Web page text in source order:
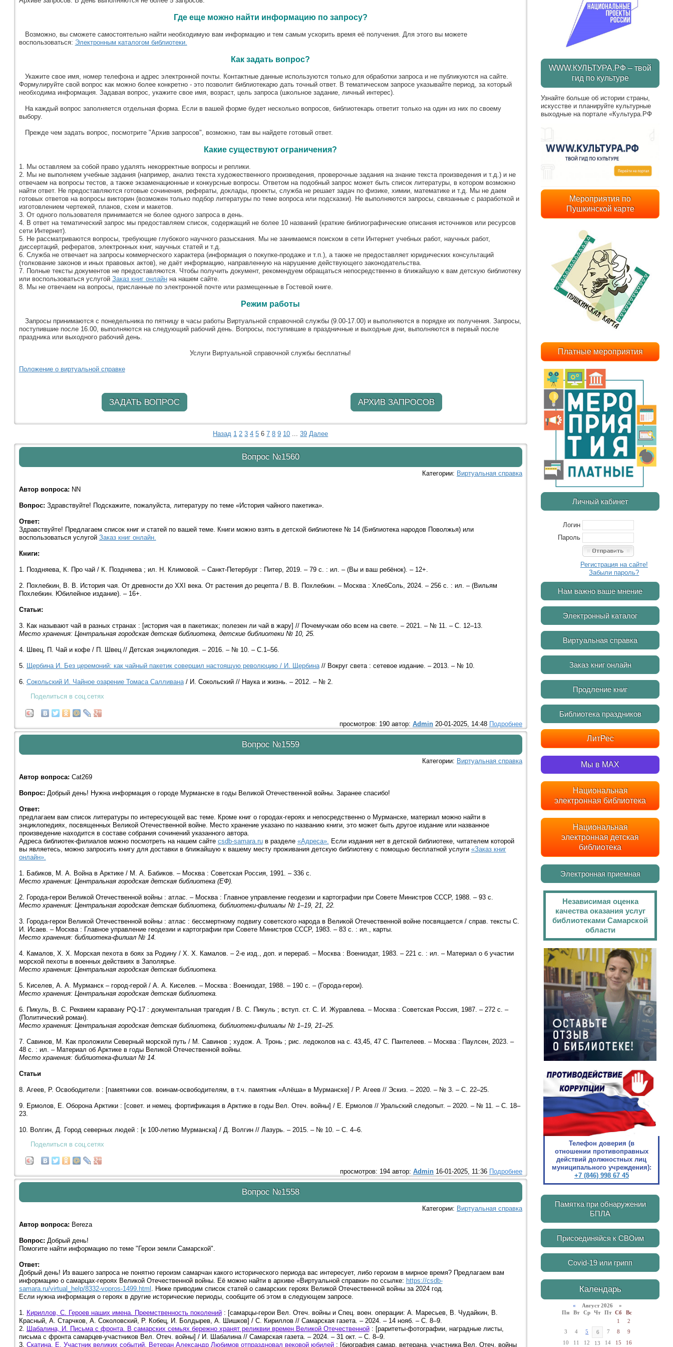
Где еще можно найти информацию по запросу?
Возможно, вы сможете самостоятельно найти необходимую вам информацию и тем самым ускорить время её получения. Для этого вы можете
воспользоваться: Электронным каталогом библиотеки.
Как задать вопрос?
Укажите свое имя, номер телефона и адрес электронной почты. Контактные данные используются только для обработки запроса и не публикуются на сайте.
Формулируйте свой вопрос как можно более конкретно - это позволит библиотекарю дать точный ответ. В тематическом запросе указывайте период, за который
необходима информация. Задавая вопрос, укажите свое имя, возраст, цель запроса (школьное задание, личный интерес).
На каждый вопрос заполняется отдельная форма. Если в вашей форме будет несколько вопросов, библиотекарь ответит только на один из них по своему
выбору.
Прежде чем задать вопрос, посмотрите "Архив запросов", возможно, там вы найдете готовый ответ.
Какие существуют ограничения?
1. Мы оставляем за собой право удалять некорректные вопросы и реплики.
2. Мы не выполняем учебные задания (например, анализ текста художественного произведения, проверочные задания на знание текста произведения и т.д.) и не
отвечаем на вопросы тестов, а также экзаменационные и конкурсные вопросы. Ответом на подобный запрос может быть список литературы, в котором возможно
найти ответ. Не предоставляются готовые сочинения, рефераты, доклады, проекты, служба не решает задач по физике, химии, математике и т.д. Мы не даем
готовых ответов на вопросы викторин (возможен только подбор литературы по теме вопроса или подсказки). Не выполняются запросы, связанные с разработкой и
изготовлением чертежей, планов, схем и макетов.
3. От одного пользователя принимается не более одного запроса в день.
4. В ответ на тематический запрос мы предоставляем список, содержащий не более 10 названий (краткие библиографические описания источников или ресурсов
сети Интернет).
5. Не рассматриваются вопросы, требующие глубокого научного разыскания. Мы не занимаемся поиском в сети Интернет учебных работ, научных работ,
диссертаций, рефератов, электронных книг, научных статей и т.д.
6. Служба не отвечает на запросы коммерческого характера (информация о покупке-продаже и т.п.), а также не предоставляет юридических консультаций
(толкование законов и иных правовых актов), не даёт информацию, направленную на нарушение действующего законодательства.
7. Полные тексты документов не предоставляются. Чтобы получить документ, рекомендуем обращаться непосредственно в ближайшую к вам детскую библиотеку
или воспользоваться услугой Заказ книг онлайнна нашем сайте.
8. Мы не отвечаем на вопросы, присланные по электронной почте или размещенные в Гостевой книге.
Режим работы
Запросы принимаются с понедельника по пятницу в часы работы Виртуальной справочной службы (9.00-17.00) и выполняются в порядке их получения. Запросы,
поступившие после 16.00, выполняются на следующий рабочий день. Вопросы, поступившие в праздничные и выходные дни, выполняются в первый после
праздника или выходного рабочий день.
Услуги Виртуальной справочной службы бесплатны!
Положение о виртуальной справке
ЗАДАТЬ ВОПРОС АРХИВ ЗАПРОСОВ
Назад 1 2 3 4 5 6 7 8 9 10 ... 39 Далее
Вопрос №1560
Категории: Виртуальная справка
Автор вопроса: NN
Вопрос: Здравствуйте! Подскажите, пожалуйста, литературу по теме «История чайного пакетика».
Ответ:
Здравствуйте! Предлагаем список книг и статей по вашей теме. Книги можно взять в детской библиотеке № 14 (Библиотека народов Поволжья) или
воспользоваться услугой Заказ книг онлайн.
Книги:
1. Поздняева, К. Про чай / К. Поздняева ; ил. Н. Климовой. – Санкт-Петербург : Питер, 2019. – 79 с. : ил. – (Вы и ваш ребёнок). – 12+.
2. Похлебкин, В. В. История чая. От древности до ХХI века. От растения до рецепта / В. В. Похлебкин. – Москва : ХлебСоль, 2024. – 256 с. : ил. – (Вильям
Похлебкин. Юбилейное издание). – 16+.
Статьи:
3. Как называют чай в разных странах : [история чая в пакетиках; полезен ли чай в жару] // Почемучкам обо всем на свете. – 2021. – № 11. – С. 12–13.
Место хранения: Центральная городская детская библиотека, детские библиотеки № 10, 25.
4. Швец, П. Чай и кофе / П. Швец // Детская энциклопедия. – 2016. – № 10. – С.1–56.
5. Щербина И. Без церемоний: как чайный пакетик совершил настоящую революцию / И. Щербина// Вокруг света : сетевое издание. – 2013. – № 10.
6. Сокольский И. Чайное озарение Томаса Салливана/ И. Сокольский // Наука и жизнь. – 2012. – № 2.
Поделиться в соц.сетях
просмотров: 190 автор: Admin20-01-2025, 14:48 Подробнее
Вопрос №1559
Категории: Виртуальная справка
Автор вопроса: Cat269
Вопрос: Добрый день! Нужна информация о городе Мурманске в годы Великой Отечественной войны. Заранее спасибо!
Ответ:
предлагаем вам список литературы по интересующей вас теме. Кроме книг о городах-героях и непосредственно о Мурманске, материал можно найти в
энциклопедиях, посвященных Великой Отечественной войне. Место хранение указано по названию книги, это может быть другое издание или названное
произведение находится в составе собрания сочинений указанного автора.
Адреса библиотек-филиалов можно посмотреть на нашем сайте csdb-samara.ruв разделе «Адреса».
Если издания нет в детской библиотеке, читателем которой
вы являетесь, можно запросить книгу для доставки в ближайшую к вашему месту проживания детскую библиотеку с помощью бесплатной услуги «Заказ книг
онлайн».
1. Бабиков, М. А. Война в Арктике / М. А. Бабиков. – Москва : Советская Россия, 1991. – 336 с.
Место хранения: Центральная городская детская библиотека (ЕФ).
2. Города-герои Великой Отечественной войны : атлас. – Москва : Главное управление геодезии и картографии при Совете Министров СССР, 1988. – 93 с.
Место хранения: Центральная городская детская библиотека, библиотеки-филиалы № 1–19, 21, 22.
3. Города-герои Великой Отечественной войны : атлас : бессмертному подвигу советского народа в Великой Отечественной войне посвящается / справ. тексты С.
И. Исаев. – Москва : Главное управление геодезии и картографии при Совете Министров СССР, 1983. – 83 с. : ил., карты.
Место хранения: библиотека-филиал № 14.
4. Камалов, Х. Х. Морская пехота в боях за Родину / Х. Х. Камалов. – 2-е изд., доп. и перераб. – Москва : Воениздат, 1983. – 221 с. : ил. – Материал о б участии
морской пехоты в военных действиях в Заполярье.
Место хранения: Центральная городская детская библиотека.
5. Киселев, А. А. Мурманск – город-герой / А. А. Киселев. – Москва : Воениздат, 1988. – 190 с. – (Города-герои).
Место хранения: Центральная городская детская библиотека.
6. Пикуль, В. С. Реквием каравану PQ-17 : документальная трагедия / В. С. Пикуль ; вступ. ст. С. И. Журавлева. – Москва : Советская Россия, 1987. – 272 с. –
(Политический роман).
Место хранения: Центральная городская детская библиотека, библиотеки-филиалы № 1–19, 21–25.
7. Савинов, М. Как проложили Северный морской путь / М. Савинов ; худож. А. Тронь ; рис. ледоколов на с. 43,45, 47 С. Пантелеев. – Москва : Паулсен, 2023. –
48 с. : ил. – Материал об Арктике в годы Великой Отечественной войны.
Место хранения: библиотека-филиал № 14.
Статьи
8. Агеев, Р. Освободители : [памятники сов. воинам-освободителям, в т.ч. памятник «Алёша» в Мурманске] / Р. Агеев // Эскиз. – 2020. – № 3. – С. 22–25.
9. Ермолов, Е. Оборона Арктики : [совет. и немец. фортификация в Арктике в годы Вел. Отеч. войны] / Е. Ермолов // Уральский следопыт. – 2020. – № 11. – С. 18–
23.
10. Волгин, Д. Город северных людей : [к 100-летию Мурманска] / Д. Волгин // Лазурь. – 2015. – № 10. – С. 4–6.
Поделиться в соц.сетях
просмотров: 194 автор: Admin16-01-2025, 11:36 Подробнее
Вопрос №1558
Категории: Виртуальная справка
Автор вопроса: Bereza
Вопрос: Добрый день!
Помогите найти информацию по теме "Герои земли Самарской".
Ответ:
Добрый день! Из вашего запроса не понятно героизм самарчан какого исторического периода вас интересует, либо героизм в мирное время? Предлагаем вам
информацию о самарцах-героях Великой Отечественной войны. Её можно найти в архиве «Виртуальной справки» по ссылке: https://csdb-
samara.ru/virtual_help/8332-vopros-1499.html . Ниже приводим список статей о самарских героях Великой Отечественной войны за 2024 год.
Если нужна информация о героях в другие исторические периоды, сообщите об этом в следующем запросе.
1. Кириллов, С. Героев наших имена. Преемственность поколений: [самарцы-герои Вел. Отеч. войны и Спец. воен. операции: А. Маресьев, В. Чудайкин, В.
Красный, А. Старчков, А. Соколовский, Р. Кобец, И. Болдырев, А. Шишков] / С. Кириллов // Самарская газета. – 2024. – 14 нояб. – С. 8–9.
2. Шабалина, И. Письма с фронта. В самарских семьях бережно хранят реликвии времен Великой Отечественной: [раритеты-фотографии, наградные листы,
письма с фронта самарцев-участников Вел. Отеч. войны] / И. Шабалина // Самарская газета. – 2024. – 31 окт. – С. 8–9.
3. Скатина, Е. Участник великих событий. Ветеран Александр Любимов отпраздновал вековой юбилей: [биография самар. ветерана, участника Вел. Отеч. войны
WWW.КУЛЬТУРА.РФ – твой
гид по культуре
Узнайте больше об истории страны,
искусстве и планируйте культурные
выходные на портале «Культура.РФ
Мероприятия по
Пушкинской карте
Платные мероприятия
Личный кабинет
Логин
Пароль
Регистрация на сайте!
Забыли пароль?
Нам важно ваше мнение
Электронный каталог
Виртуальная справка
Заказ книг онлайн
Продление книг
Библиотека праздников
ЛитРес
Мы в MAX
Национальная
электронная библиотека
Национальная
электронная детская
библиотека
Электронная приемная
Независимая оценка
качества оказания услуг
библиотеками Самарской
области
Телефон доверия (в
отношении противоправных
действий должностных лиц
муниципального учреждения):
+7 (846) 998 67 45
Памятка при обнаружении
БПЛА
Присоединяйся к СВОим
Covid-19 или грипп
Календарь
« Август 2026 »
Пн
Вт Ср Чт Пт Сб
Вс
1
2
3
4 5 6 7 8
9
10
11 12 13 14 15 16